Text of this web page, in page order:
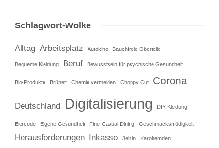
Schlagwort-Wolke
Alltag Arbeitsplatz Autokino Bauchfreie Oberteile
Bequeme Kleidung Beruf Bewusstsein für psychische Gesundheit
Bio-Produkte Brünett Chemie vermeiden Choppy Cut Corona
Deutschland Digitalisierung DIY-Kleidung
Eiercode Eigene Gesundheit Fine-Casual Dining Geschmacksmüdigkeit
Herausforderungen Inkasso Jelzin Karohemden